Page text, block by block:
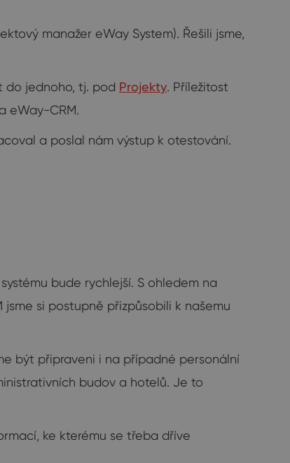
manažer eWay System). Řešili jsme,
do jednoho, tj. pod Projekty. Příležitost
eWay-CRM.
a poslal nám výstup k otestování.
bude rychlejší. S ohledem na
si postupně přizpůsobili k našemu
být připraveni i na případné personální
budov a hotelů. Je to
ke kterému se třeba dříve